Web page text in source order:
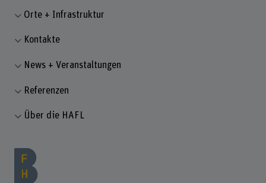
Orte + Infrastruktur
Kontakte
News + Veranstaltungen
Referenzen
Über die HAFL